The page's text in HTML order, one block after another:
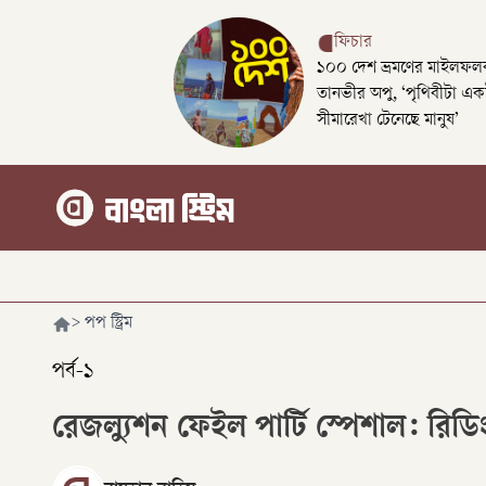
ফিচার
১০০ দেশ ভ্রমণের
তানভীর অপু, ‘পৃথিবীটা
সীমারেখা টেনেছে মানুষ’
> পপ স্ট্রিম
পর্ব-১
রেজল্যুশন ফেইল পার্টি স্পেশাল: